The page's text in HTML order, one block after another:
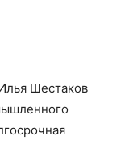
Шестаков